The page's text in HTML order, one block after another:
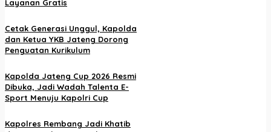
Layanan Gratis
Cetak Generasi Unggul, Kapolda
dan Ketua YKB Jateng Dorong
Penguatan Kurikulum
Kapolda Jateng Cup 2026 Resmi
Dibuka, Jadi Wadah Talenta E-
Sport Menuju Kapolri Cup
Kapolres Rembang Jadi Khatib